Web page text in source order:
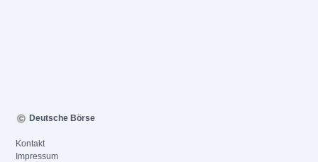
Deutsche Börse
Kontakt
Impressum